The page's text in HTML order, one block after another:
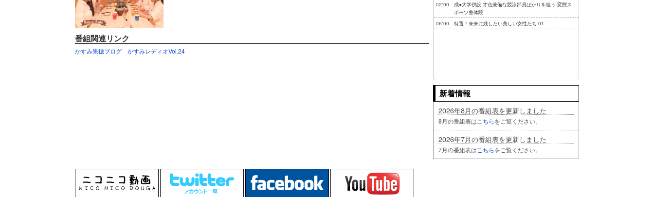
番組関連リンク
かすみ果穂ブログ かすみレディオVol.24
02:00
成●大学併設 才色兼備な競泳部員ばかりを狙う 変態ス
ポーツ整体院
06:00
特選！未来に残したい美しい女性たち 01
新着情報
2026年8月の番組表を更新しました
8月の番組表は こちらをご覧ください。
2026年7月の番組表を更新しました
7月の番組表は こちらをご覧ください。